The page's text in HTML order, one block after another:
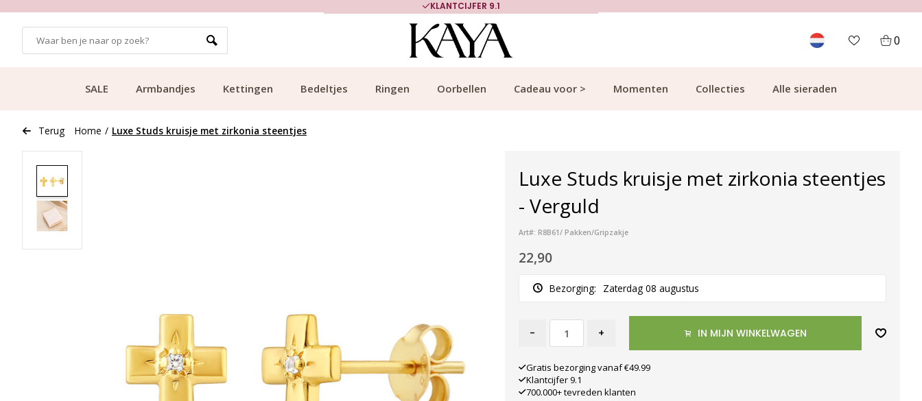
KLANTCIJFER 9.1
0
SALE Armbandjes Kettingen Bedeltjes Ringen Oorbellen Cadeau voor > Momenten Collecties Alle sieraden
Terug Home / Luxe Studs kruisje met zirkonia steentjes
Luxe Studs kruisje met zirkonia steentjes
- Verguld
Art#: R8B61/ Pakken/Gripzakje
22,90
Bezorging: Zaterdag 08 augustus
- + IN MIJN WINKELWAGEN
Gratis bezorging vanaf €49.99
Klantcijfer 9.1
700.000+ tevreden klanten